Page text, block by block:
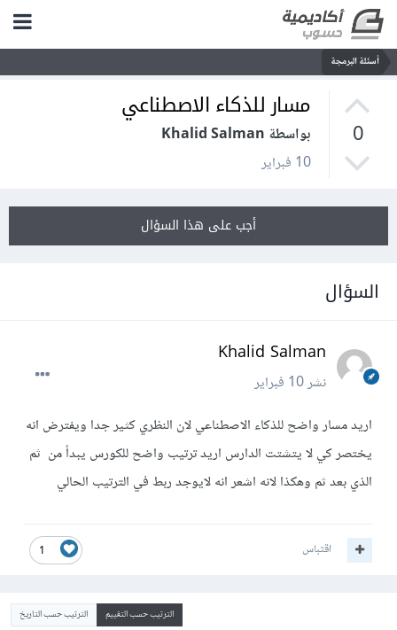
أسئلة البرمجة
0
مسار للذكاء الاصطناعي
بواسطة Khalid Salman
10 فبراير
أجب على هذا السؤال
السؤال
Khalid Salman
نشر10 فبراير
اريد مسار واضح للذكاء الاصطناعي لان النظري كثير جدا ويفترض انه
يختصر كي لا يتشتت الدارس اريد ترتيب واضح للكورس يبدأ من ثم
الذي بعد ثم وهكذا لانه اشعر انه لايوجد ربط في الترتيب الحالي
1 اقتباس
الترتيب حسب التقييم الترتيب حسب التاريخ